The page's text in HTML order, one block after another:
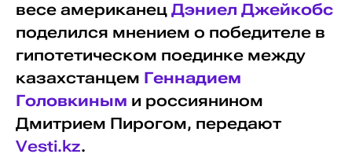
весе американец Дэниел Джейкобс
поделился мнением о победителе в
гипотетическом поединке между
казахстанцем Геннадием
Головкиным и россиянином
Дмитрием Пирогом, передают
Vesti.kz.